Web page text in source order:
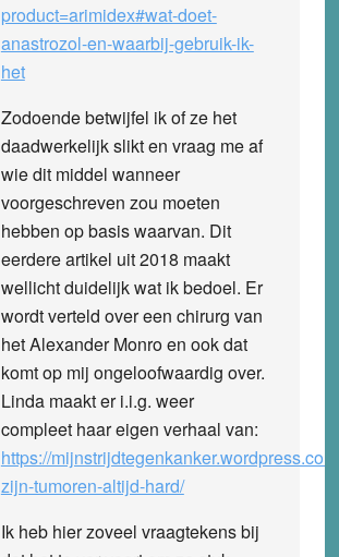
product=arimidex#wat-doet-
anastrozol-en-waarbij-gebruik-ik-
het
Zodoende betwijfel ik of ze het
daadwerkelijk slikt en vraag me af
wie dit middel wanneer
voorgeschreven zou moeten
hebben op basis waarvan. Dit
eerdere artikel uit 2018 maakt
wellicht duidelijk wat ik bedoel. Er
wordt verteld over een chirurg van
het Alexander Monro en ook dat
komt op mij ongeloofwaardig over.
Linda maakt er i.i.g. weer
compleet haar eigen verhaal van:
https://
zijn-tumoren-altijd-hard/
Ik heb hier zoveel vraagtekens bij